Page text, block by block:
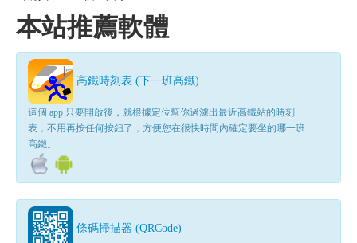
本站推薦軟體
高鐵時刻表 (下一班高鐵)
這個 app 只要開啟後，就根據定位幫你過濾出最近高鐵站的時刻
表，不用再按任何按鈕了，方便您在很快時間內確定要坐的哪一班
高鐵。
條碼掃描器 (QRCode)